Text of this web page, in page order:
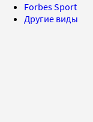
Forbes Sport
Другие виды